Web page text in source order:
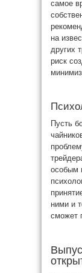
самое
на
других
риск
Пусть
особым
ними и
сможет